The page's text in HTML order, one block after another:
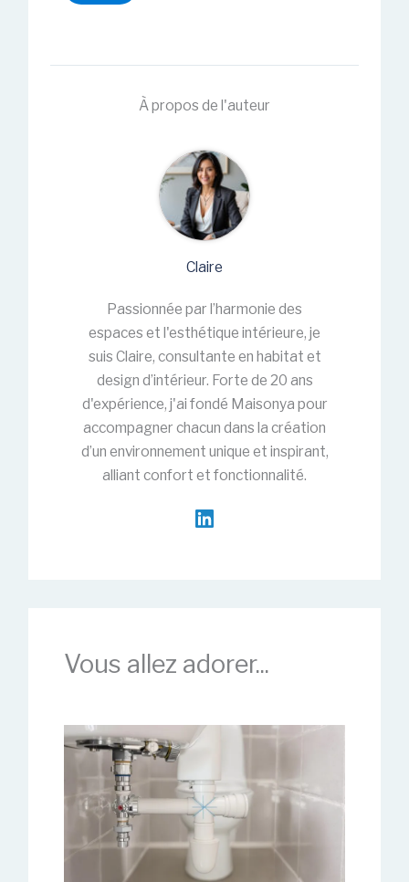
À propos de l'auteur
Claire
Passionnée par l’harmonie des
espaces et l'esthétique intérieure, je
suis Claire, consultante en habitat et
design d’intérieur. Forte de 20 ans
d'expérience, j'ai fondé Maisonya pour
accompagner chacun dans la création
d’un environnement unique et inspirant,
alliant confort et fonctionnalité.
Vous allez adorer...